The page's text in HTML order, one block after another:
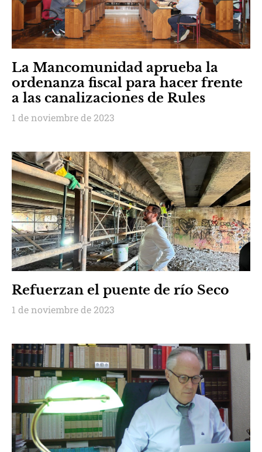
La Mancomunidad aprueba la
ordenanza fiscal para hacer frente
a las canalizaciones de Rules
1 de noviembre de 2023
Refuerzan el puente de río Seco
1 de noviembre de 2023